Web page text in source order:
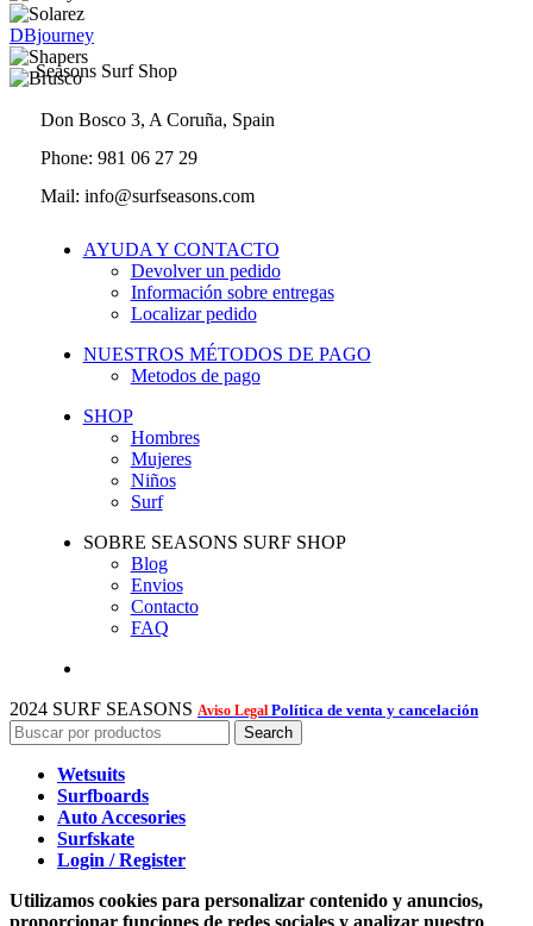
DBjourney
Seasons Surf Shop
Don Bosco 3, A Coruña, Spain
Phone: 981 06 27 29
Mail: info@surfseasons.com
AYUDA Y CONTACTO
Devolver un pedido
Información sobre entregas
Localizar pedido
NUESTROS MÉTODOS DE PAGO
Metodos de pago
SHOP
Hombres
Mujeres
Niños
Surf
SOBRE SEASONS SURF SHOP
Blog
Envios
Contacto
FAQ
2024 SURF SEASONS Aviso Legal Política de venta y cancelación
Search
Wetsuits
Surfboards
Auto Accesories
Surfskate
Login / Register
Utilizamos cookies para personalizar contenido y anuncios,